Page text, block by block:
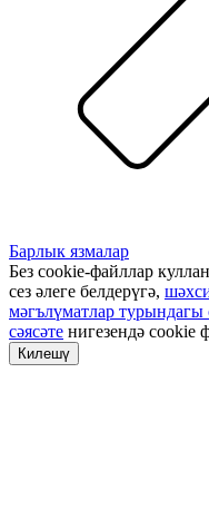
Барлык язмалар
Без cookie-файллар
сез әлеге белдерүгә,
мәгълүматлар турындагы
сәясәте нигезендә cookie
Килешү